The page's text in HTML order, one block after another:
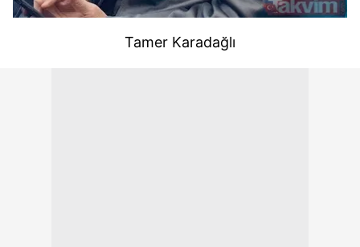
Tamer Karadağlı